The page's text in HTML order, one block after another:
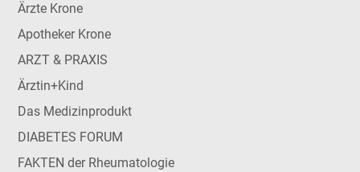
Ärzte Krone
Apotheker Krone
ARZT & PRAXIS
Ärztin+Kind
Das Medizinprodukt
DIABETES FORUM
FAKTEN der Rheumatologie